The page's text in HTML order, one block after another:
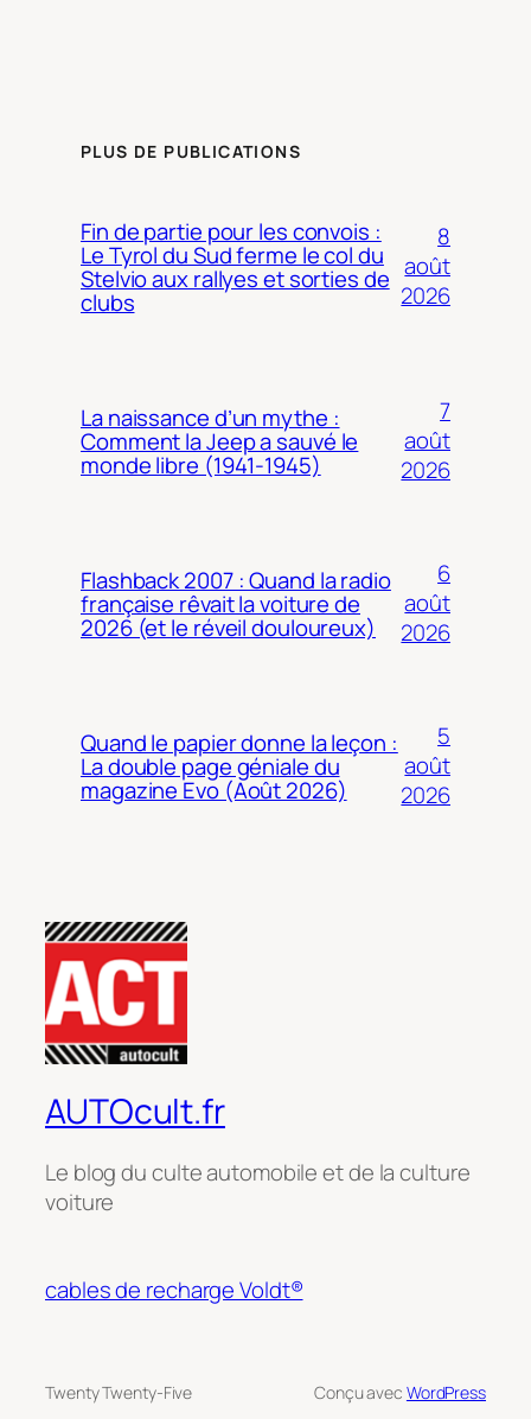
PLUS DE PUBLICATIONS
Fin de partie pour les convois :
Le Tyrol du Sud ferme le col du
Stelvio aux rallyes et sorties de
clubs
8
août
2026
La naissance d’un mythe :
Comment la Jeep a sauvé le
monde libre (1941-1945)
7
août
2026
Flashback 2007 : Quand la radio
française rêvait la voiture de
2026 (et le réveil douloureux)
6
août
2026
Quand le papier donne la leçon :
La double page géniale du
magazine Evo (Août 2026)
5
août
2026
AUTOcult.fr
Le blog du culte automobile et de la culture
voiture
cables de recharge Voldt®
Twenty Twenty-Five Conçu avec WordPress